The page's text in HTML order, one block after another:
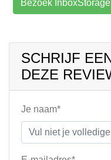
Bezoek InboxStorage
SCHRIJF
DEZE
Je naam*